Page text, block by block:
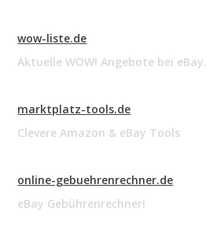
wow-liste.de
Aktuelle WOW! Angebote bei eBay.
marktplatz-tools.de
Clevere Amazon & eBay Tools
online-gebuehrenrechner.de
eBay Gebührenrechner!